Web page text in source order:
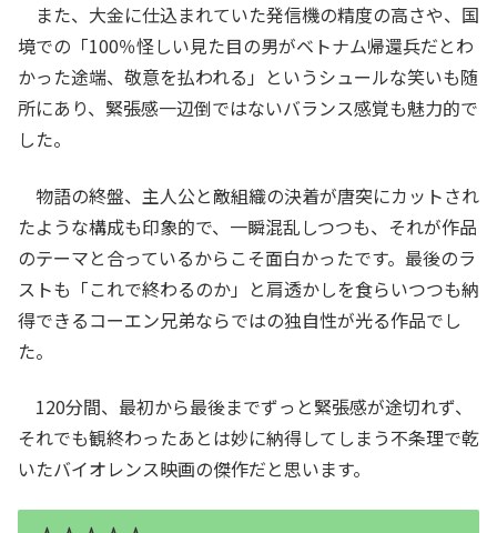
また、大金に仕込まれていた発信機の精度の高さや、国
境での「100％怪しい見た目の男がベトナム帰還兵だとわ
かった途端、敬意を払われる」というシュールな笑いも随
所にあり、緊張感一辺倒ではないバランス感覚も魅力的で
した。
物語の終盤、主人公と敵組織の決着が唐突にカットされ
たような構成も印象的で、一瞬混乱しつつも、それが作品
のテーマと合っているからこそ面白かったです。最後のラ
ストも「これで終わるのか」と肩透かしを食らいつつも納
得できるコーエン兄弟ならではの独自性が光る作品でし
た。
120分間、最初から最後までずっと緊張感が途切れず、
それでも観終わったあとは妙に納得してしまう不条理で乾
いたバイオレンス映画の傑作だと思います。